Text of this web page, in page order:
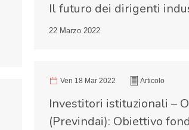
Il futuro dei dirigenti
22 Marzo 2022
Ven 18 Mar 2022 Articolo
Investitori istituzionali –
(Previndai): Obiettivo